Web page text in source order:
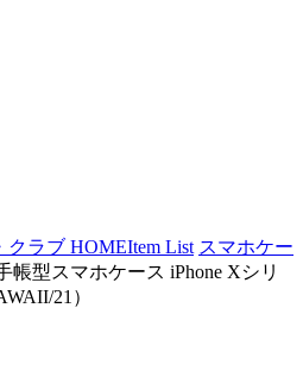
クラブ HOMEItem List スマホケー
帳型スマホケース iPhone Xシリ
21）